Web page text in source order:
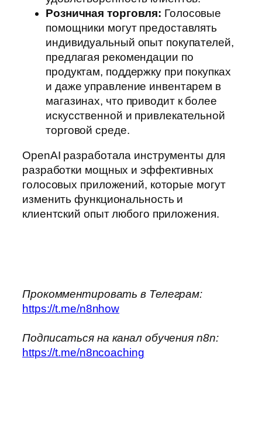
Розничная торговля: Голосовые
помощники могут предоставлять
индивидуальный опыт покупателей,
предлагая рекомендации по
продуктам, поддержку при покупках
и даже управление инвентарем в
магазинах, что приводит к более
искусственной и привлекательной
торговой среде.
OpenAI разработала инструменты для
разработки мощных и эффективных
голосовых приложений, которые могут
изменить функциональность и
клиентский опыт любого приложения.
Прокомментировать в Телеграм:
https://t.me/n8nhow
Подписаться на канал обучения n8n:
https://t.me/n8ncoaching